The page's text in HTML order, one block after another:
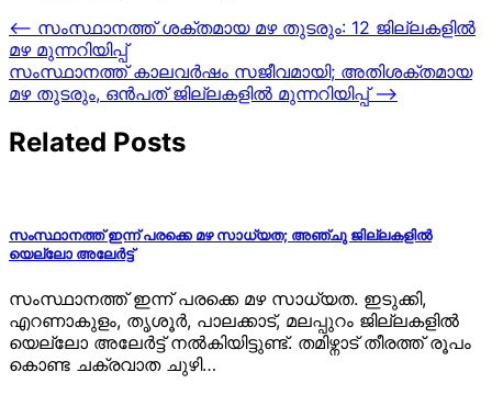
Post
navigation
⟵ സംസ്ഥാനത്ത് ശക്തമായ മഴ തുടരും: 12 ജില്ലകളിൽ
മഴ മുന്നറിയിപ്പ്
സംസ്ഥാനത്ത് കാലവർഷം സജീവമായി; അതിശക്തമായ
മഴ തുടരും, ഒൻപത് ജില്ലകളിൽ മുന്നറിയിപ്പ് ⟶
Related Posts
സംസ്ഥാനത്ത് ഇന്ന് പരക്കെ മഴ സാധ്യത; അഞ്ചു ജില്ലകളിൽ
യെല്ലോ അലേർട്ട്
സംസ്ഥാനത്ത് ഇന്ന് പരക്കെ മഴ സാധ്യത. ഇടുക്കി,
എറണാകുളം, തൃശൂർ, പാലക്കാട്, മലപ്പുറം ജില്ലകളിൽ
യെല്ലോ അലേർട്ട് നൽകിയിട്ടുണ്ട്. തമിഴ്നാട് തീരത്ത് രൂപം
കൊണ്ട ചക്രവാത ചുഴി…